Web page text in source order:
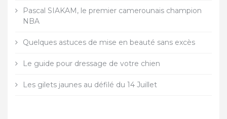
Pascal SIAKAM, le premier camerounais champion
NBA
Quelques astuces de mise en beauté sans excès
Le guide pour dressage de votre chien
Les gilets jaunes au défilé du 14 Juillet